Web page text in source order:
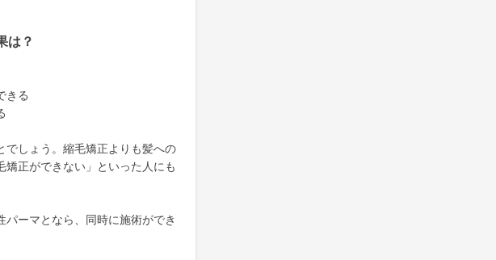
は？
きる
でしょう。縮毛矯正よりも髪への
矯正ができない」といった人にも
ーマとなら、同時に施術ができ